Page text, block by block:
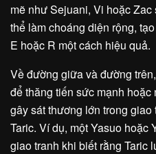
mẽ như Sejuani, Vi hoặc
thể làm choáng diện rộng,
E hoặc R một cách hiệu quả.
Về đường giữa và đường
để thăng tiến sức mạnh
gây sát thương lớn trong
Taric. Ví dụ, một Yasuo hoặc
giao tranh khi biết rằng Taric